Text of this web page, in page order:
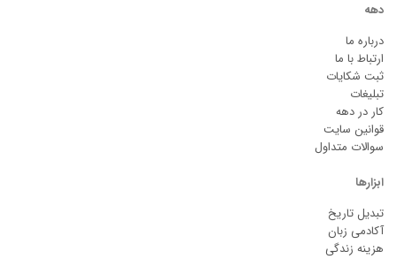
دهه
درباره ما
ارتباط با ما
ثبت شکایات
تبلیغات
کار در دهه
قوانین سایت
سوالات متداول
ابزارها
تبدیل تاریخ
آکادمی زبان
هزینه زندگی